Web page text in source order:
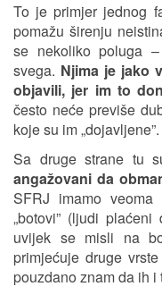
To je primjer jednog
pomažu širenju
se nekoliko poluga
svega. Njima je jako
objavili, jer im to
često neće previše
koje su im „dojavljene”.
Sa druge strane tu
angažovani da
SFRJ imamo
„botovi” (ljudi
uvijek se misli na
primjećuje druge
pouzdano znam da ih i